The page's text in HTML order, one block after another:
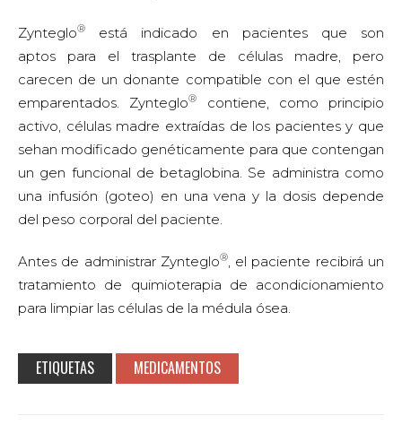
Zynteglo®
está indicado en pacientes que son
aptos para el trasplante de células madre, pero
carecen de un donante compatible con el que estén
emparentados. Zynteglo®
contiene, como principio
activo, células madre extraídas de los pacientes y que
sehan modificado genéticamente para que contengan
un gen funcional de betaglobina. Se administra como
una infusión (goteo) en una vena y la dosis depende
del peso corporal del paciente.
Antes de administrar Zynteglo®, el paciente recibirá un
tratamiento de quimioterapia de acondicionamiento
para limpiar las células de la médula ósea.
ETIQUETAS MEDICAMENTOS